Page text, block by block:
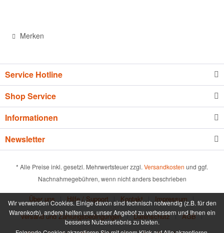
Merken
Service Hotline
Shop Service
Informationen
Newsletter
* Alle Preise inkl. gesetzl. Mehrwertsteuer zzgl. Versandkosten und ggf.
Nachnahmegebühren, wenn nicht anders beschrieben
Über uns Hilfe / Support Kontakt
Impressum
Versand und Zahlungsbedingungen
Datenschutz
AGB
Wir verwenden Cookies. Einige davon sind technisch notwendig (z.B. für den
Warenkorb), andere helfen uns, unser Angebot zu verbessern und Ihnen ein
besseres Nutzererlebnis zu bieten.